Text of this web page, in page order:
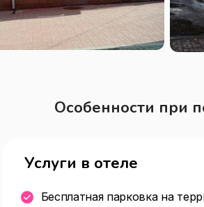
Особенности при
Услуги в отеле
Бесплатная парковка на